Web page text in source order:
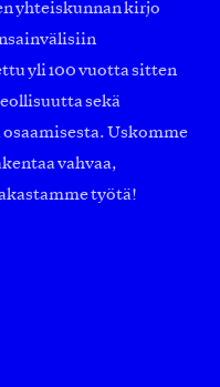
yhteiskunnan kirjo
yli 100 vuotta sitten
sekä
Uskomme
vahvaa,
työtä!